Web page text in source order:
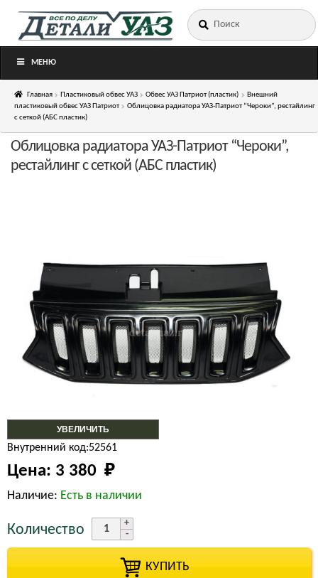
Перейти
Перейти
Искать:
МЕНЮ
Главная Пластиковый обвес УАЗ Обвес УАЗ Патриот (пластик)
Внешний
пластиковый обвес УАЗ Патриот
Облицовка радиатора УАЗ-Патриот “Чероки”, рестайлинг
с сеткой (АБС пластик)
УВЕЛИЧИТЬ
Облицовка радиатора УАЗ-Патриот “Чероки”,
рестайлинг с сеткой (АБС пластик)
Внутренний код:52561
Цена: 3 380 ₽
Наличие: Есть в наличии
Количество
КУПИТЬ